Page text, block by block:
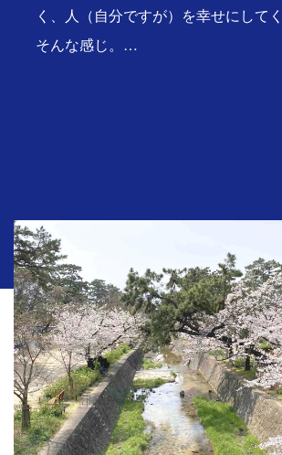
く、人（自分ですが）を幸せにして
そんな感じ。…